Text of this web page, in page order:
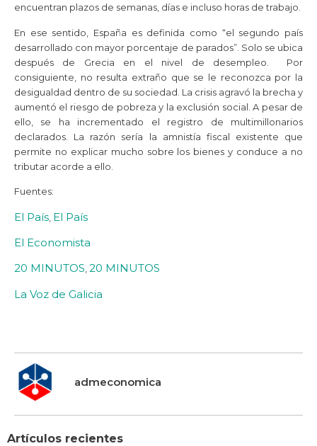
encuentran plazos de semanas, días e incluso horas de trabajo.
En ese sentido, España es definida como “el segundo país
desarrollado con mayor porcentaje de parados”. Solo se ubica
después de Grecia en el nivel de desempleo. Por
consiguiente, no resulta extraño que se le reconozca por la
desigualdad dentro de su sociedad. La crisis agravó la brecha y
aumentó el riesgo de pobreza y la exclusión social. A pesar de
ello, se ha incrementado el registro de multimillonarios
declarados. La razón sería la amnistía fiscal existente que
permite no explicar mucho sobre los bienes y conduce a no
tributar acorde a ello.
Fuentes:
El País El País
El Economista
20 MINUTOS,20 MINUTOS
La Voz de Galicia
admeconomica
Artículos recientes